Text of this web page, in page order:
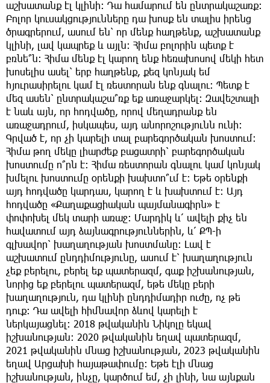
աշխատանք էլ կլինի։ Դա համարում են ընտրակաշառք։
Բոլոր կուսակցությունները դա խոսք են տալիս իրենց
ծրագրերում, ասում են՝ որ մենք հաղթենք, աշխատանք
կլինի, լավ կապրեք և այլն։ Հիմա բոլորին պետք է
բռնե՞ն։ Հիմա մենք էլ կարող ենք հեռախոսով մեկի հետ
խոսելիս ասել՝ երբ հաղթենք, քեզ կոնյակ եմ
հյուրասիրելու կամ էլ ռեստորան ենք գնալու։ Պետք է
մեզ ասեն՝ ընտրակաշա՞ռք եք առաջարկել։ Զավեշտալի
է նաև այն, որ հոդվածը, որով մեղադրանք են
առաջադրում, իսկապես, այդ անորոշությունն ունի։
Գրված է, որ չի կարելի տալ բարեգործական խոստում։
Հիմա թող մեկը լիարժեք բացատրի՝ բարեգործական
խոստումը ո՞րն է։ Հիմա ռեստորան գնալու կամ կոնյակ
խմելու խոստումը օրենքի խախտո՞ւմ է։ Եթե օրենքի
այդ հոդվածը կարդաս, կարող է և խախտում է։ Այդ
հոդվածը «Քաղաքացիական պայմանագիրն» է
փոփոխել մեկ տարի առաջ։ Մարդիկ և՛ ավելի քիչ են
հավատում այդ ձայնագրություններին, և՛ ՔՊ-ի
գլխավոր՝ խաղաղության խոստմանը։ Լավ է
աշխատում ընդդիմությունը, ասում է՝ խաղաղություն
չեք բերելու, բերել եք պատերազմ, գաք իշխանության,
նորից եք բերելու պատերազմ, եթե մեկը բերի
խաղաղություն, դա կլինի ընդդիմադիր ուժը, ոչ թե
դուք։ Դա ավելի հիմնավոր ձևով կարելի է
ներկայացնել։ 2018 թվականին Նիկոլը եկավ
իշխանության։ 2020 թվականին եղավ պատերազմ,
2021 թվականին մնաց իշխանության, 2023 թվականին
եղավ Արցախի հայաթափումը։ Եթե էլի մնաց
իշխանության, ինչը, կարծում եմ, չի լինի, նա այնքան